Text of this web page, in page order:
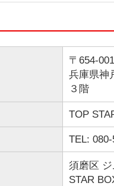
〒654-
兵庫県神
３階
TOP
TEL:
須磨区
STAR